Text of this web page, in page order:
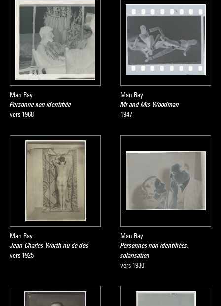
Man Ray
Personne non identifiée
vers 1968
Man Ray
Mr and Mrs Woodman
1947
Man Ray
Jean-Charles Worth nu de dos
vers 1925
Man Ray
Personnes non identifiées,
solarisation
vers 1930